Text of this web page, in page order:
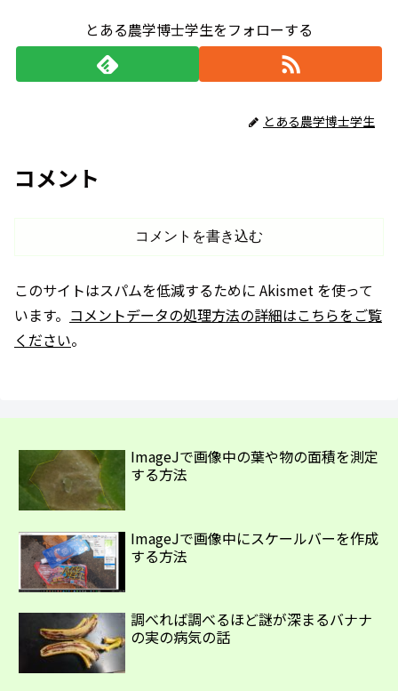
とある農学博士学生をフォローする
とある農学博士学生
コメント
コメントを書き込む
このサイトはスパムを低減するために Akismet を使って
います。 コメントデータの処理方法の詳細はこちらをご覧
ください。
ImageJで画像中の葉や物の面積を測定
する方法
ImageJで画像中にスケールバーを作成
する方法
調べれば調べるほど謎が深まるバナナ
の実の病気の話